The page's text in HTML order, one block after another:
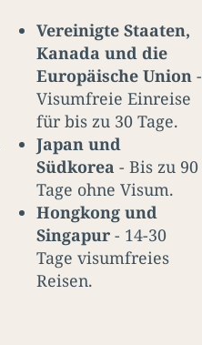
Vereinigte Staaten,
Kanada und die
Europäische Union -
Visumfreie Einreise
für bis zu 30 Tage.
Japan und
Südkorea - Bis zu 90
Tage ohne Visum.
Hongkong und
Singapur - 14-30
Tage visumfreies
Reisen.